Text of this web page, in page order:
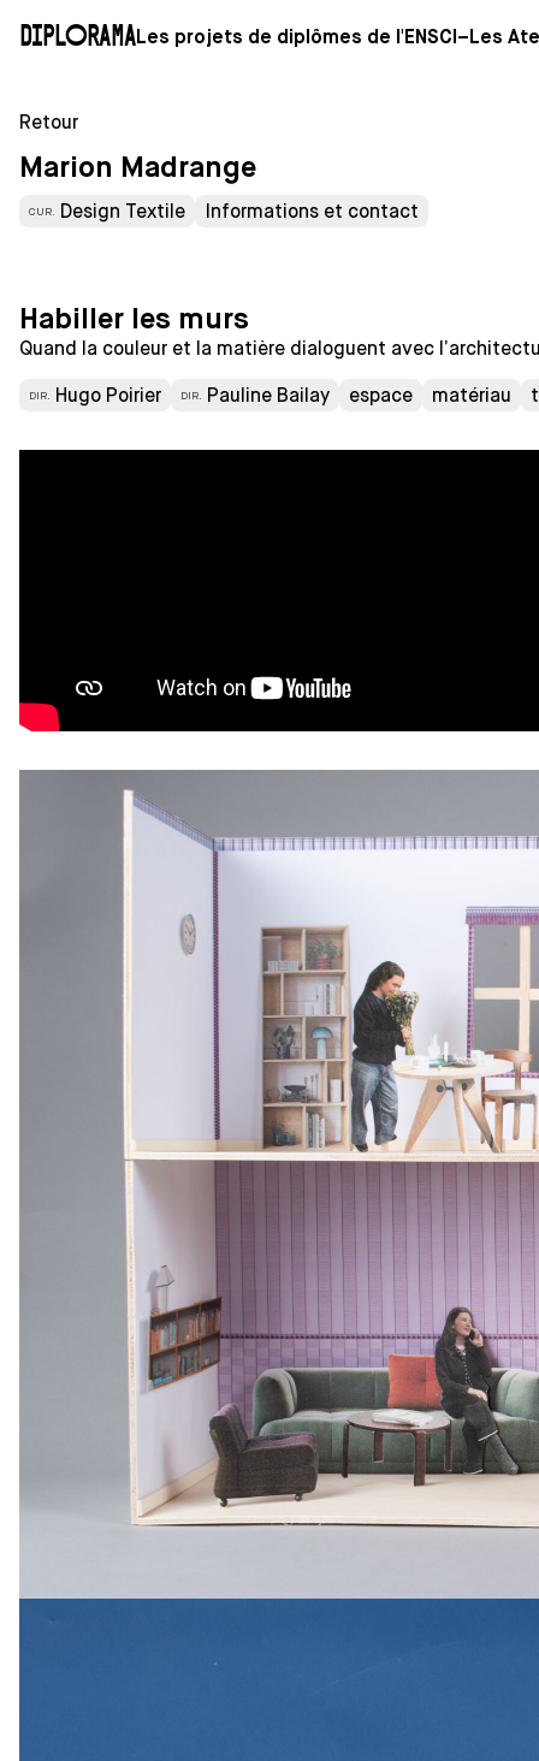
DiploramaLes projets de diplômes de l'ENSCI–Les
Retour
Marion Madrange
CUR. Design Textile Informations et contact
Habiller les murs
Quand la couleur et la matière dialoguent avec
DIR. Hugo Poirier DIR. Pauline Bailay espace matériau